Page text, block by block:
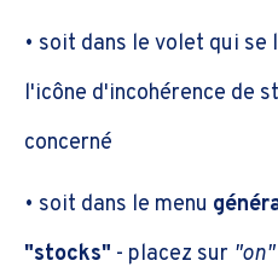
• soit dans le volet qui
l'icône d'incohérence de
concerné
• soit dans le menu
"stocks" - placez sur "on"